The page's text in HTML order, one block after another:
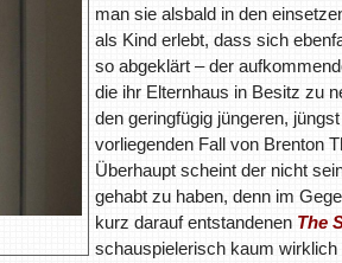
man sie alsbald in den
als Kind erlebt, dass sich
so abgeklärt – der
die ihr Elternhaus in Besitz zu
den geringfügig jüngeren,
vorliegenden Fall von Brenton
Überhaupt scheint der nicht
gehabt zu haben, denn im
kurz darauf entstandenen The
schauspielerisch kaum